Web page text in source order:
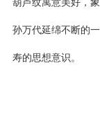
孙万代延绵不断的
寿的思想意识。